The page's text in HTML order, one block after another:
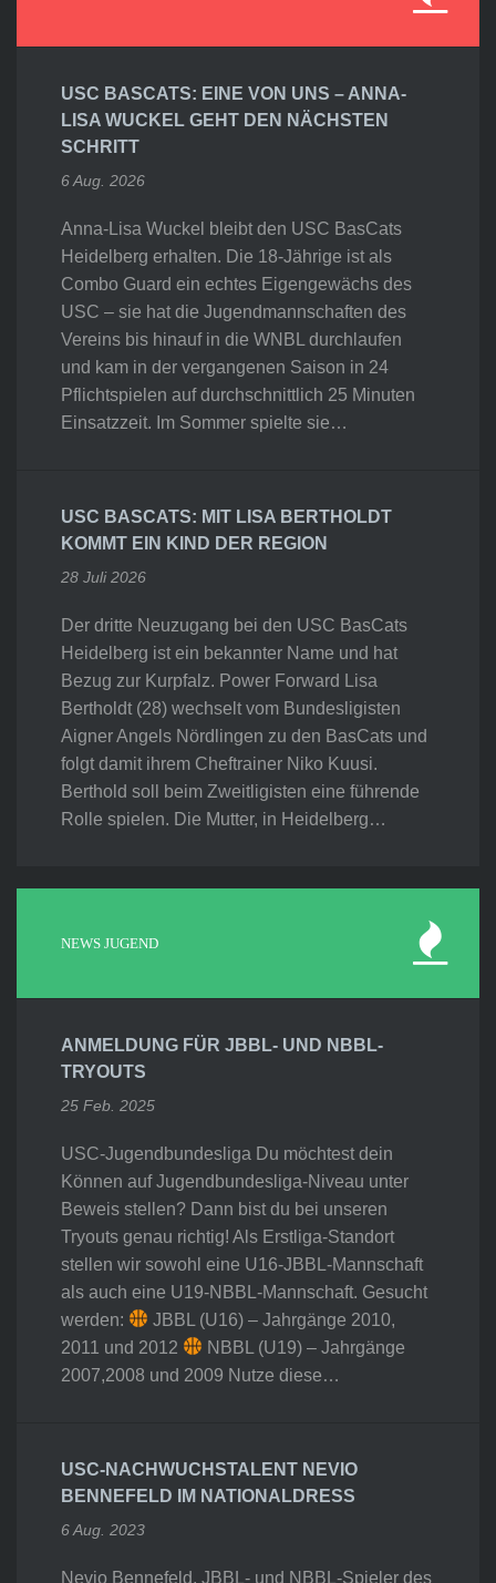
USC BASCATS: EINE VON UNS – ANNA-
LISA WUCKEL GEHT DEN NÄCHSTEN
SCHRITT
6 Aug. 2026
Anna-Lisa Wuckel bleibt den USC BasCats
Heidelberg erhalten. Die 18-Jährige ist als
Combo Guard ein echtes Eigengewächs des
USC – sie hat die Jugendmannschaften des
Vereins bis hinauf in die WNBL durchlaufen
und kam in der vergangenen Saison in 24
Pflichtspielen auf durchschnittlich 25 Minuten
Einsatzzeit. Im Sommer spielte sie…
USC BASCATS: MIT LISA BERTHOLDT
KOMMT EIN KIND DER REGION
28 Juli 2026
Der dritte Neuzugang bei den USC BasCats
Heidelberg ist ein bekannter Name und hat
Bezug zur Kurpfalz. Power Forward Lisa
Bertholdt (28) wechselt vom Bundesligisten
Aigner Angels Nördlingen zu den BasCats und
folgt damit ihrem Cheftrainer Niko Kuusi.
Berthold soll beim Zweitligisten eine führende
Rolle spielen. Die Mutter, in Heidelberg…
NEWS JUGEND
ANMELDUNG FÜR JBBL- UND NBBL-
TRYOUTS
25 Feb. 2025
USC-Jugendbundesliga Du möchtest dein
Können auf Jugendbundesliga-Niveau unter
Beweis stellen? Dann bist du bei unseren
Tryouts genau richtig! Als Erstliga-Standort
stellen wir sowohl eine U16-JBBL-Mannschaft
als auch eine U19-NBBL-Mannschaft. Gesucht
werden:
JBBL (U16) – Jahrgänge 2010,
2011 und 2012
NBBL (U19) – Jahrgänge
2007,2008 und 2009 Nutze diese…
USC-NACHWUCHSTALENT NEVIO
BENNEFELD IM NATIONALDRESS
6 Aug. 2023
Nevio Bennefeld, JBBL- und NBBL-Spieler des